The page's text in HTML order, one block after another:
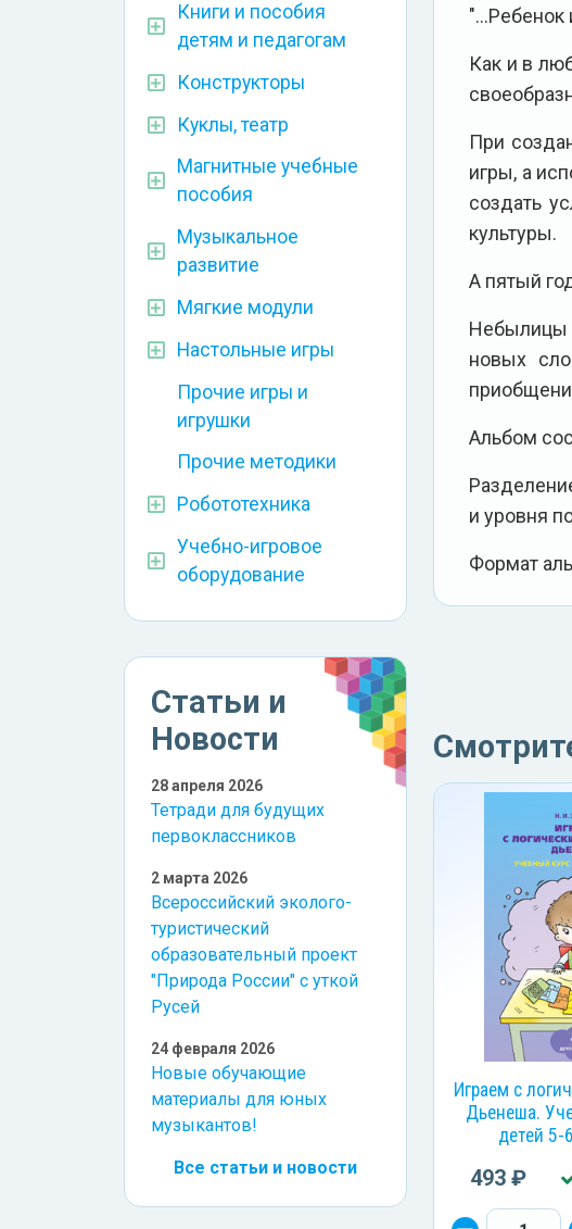
Книги и пособия
детям и педагогам
Конструкторы
Куклы, театр
Магнитные учебные
пособия
Музыкальное
развитие
Мягкие модули
Настольные игры
Прочие игры и
игрушки
Прочие методики
Робототехника
Учебно-игровое
оборудование
Статьи и
Новости
28 апреля 2026
Тетради для будущих
первоклассников
2 марта 2026
Всероссийский эколого-
туристический
образовательный проект
"Природа России" с уткой
Русей
24 февраля 2026
Новые обучающие
материалы для юных
музыкантов!
Все статьи и новости
"...Ребенок
Как и в
При
игры, а
создать
культуры.
А пятый
Небылицы
новых
Альбом
и уровня
Формат
Играем с
Дьенеша.
детей 5-
493 ₽